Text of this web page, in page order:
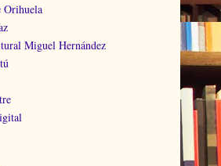
Orihuela
Miguel Hernández